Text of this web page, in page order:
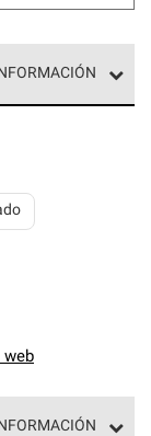
red
de
de
web